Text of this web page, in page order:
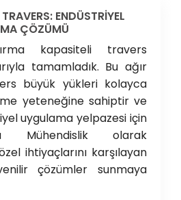
ENDÜSTRİYEL
ÇÖZÜMÜ
kapasiteli travers
tamamladık. Bu ağır
büyük yükleri kolayca
yeteneğine sahiptir ve
uygulama yelpazesi için
Mühendislik olarak
ihtiyaçlarını karşılayan
çözümler sunmaya